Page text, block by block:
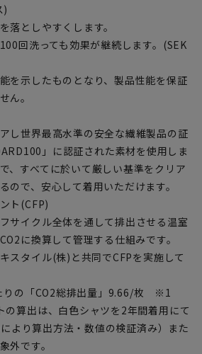
)
落としやすくします。
回洗っても効果が継続します。(SEK
を示したものとなり、製品性能を保証
ん。
し世界最高水準の安全な繊維製品の証
」に認証された素材を使用しま
、すべてに於いて厳しい基準をクリア
ので、安心して着用いただけます。
ト(CFP)
サイクル全体を通して排出させる温室
に換算して管理する仕組みです。
スタイル(株)と共同でCFPを実施して
りの「CO2総排出量」9.66/枚 ※1
算出は、白色シャツを2年間着用にて
より算出方法・数値の検証済み）また
外です。